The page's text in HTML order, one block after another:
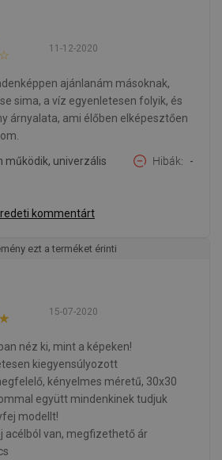
11-12-2020
ajánlanám másoknak,
sima, a víz egyenletesen folyik, és
árnyalata, ami élőben elképesztően
működik, univerzális
Hibák -
kommentárt
ezt a terméket érinti
15-07-2020
néz ki, mint a képeken!
kiegyensúlyozott
kényelmes méretű, 30x30
együtt mindenkinek tudjuk
modellt!
acélból van, megfizethető ár